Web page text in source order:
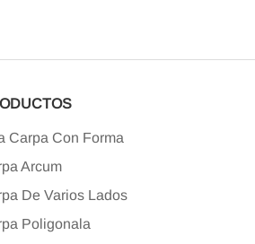
Carpa Con Forma
Arcum
De Varios Lados
PoligonalA